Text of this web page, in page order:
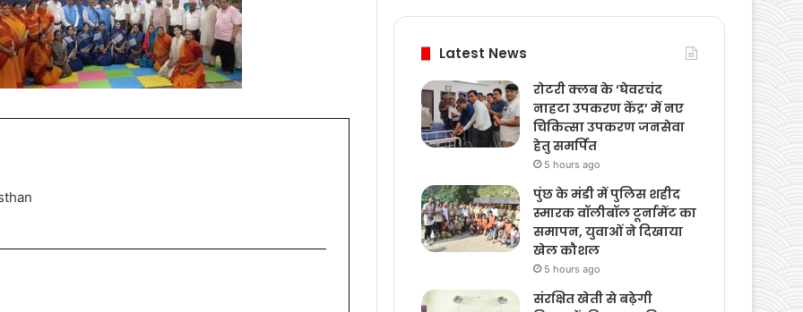
Latest News
रोटरी क्लब के ‘घेवरचंद
नाहटा उपकरण केंद्र’ में नए
चिकित्सा उपकरण जनसेवा
हेतु समर्पित
5 hours ago
पुंछ के मंडी में पुलिस शहीद
स्मारक वॉलीबॉल टूर्नामेंट का
समापन, युवाओं ने दिखाया
खेल कौशल
5 hours ago